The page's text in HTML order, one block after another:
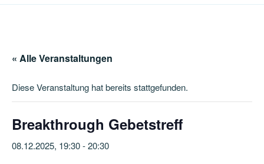
« Alle Veranstaltungen
Diese Veranstaltung hat bereits stattgefunden.
Breakthrough Gebetstreff
08.12.2025, 19:30-20:30